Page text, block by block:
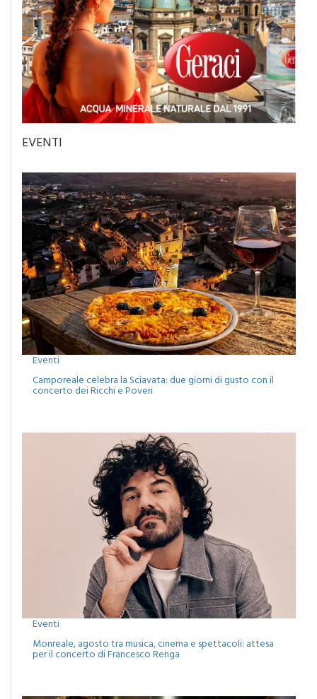
EVENTI
Eventi
Camporeale celebra la Sciavata: due giorni di gusto con il
concerto dei Ricchi e Poveri
Eventi
Monreale, agosto tra musica, cinema e spettacoli: attesa
per il concerto di Francesco Renga